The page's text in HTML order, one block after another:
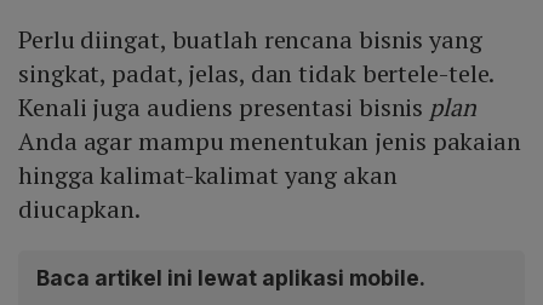
Perlu diingat, buatlah rencana bisnis yang
singkat, padat, jelas, dan tidak bertele-tele.
Kenali juga audiens presentasi bisnis plan
Anda agar mampu menentukan jenis pakaian
hingga kalimat-kalimat yang akan
diucapkan.
Baca artikel ini lewat aplikasi mobile.